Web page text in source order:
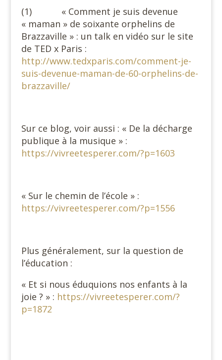
(1) « Comment je suis devenue
« maman » de soixante orphelins de
Brazzaville » : un talk en vidéo sur le site
de TED x Paris :
http://www.tedxparis.com/comment-je-
suis-devenue-maman-de-60-orphelins-de-
brazzaville/
Sur ce blog, voir aussi : « De la décharge
publique à la musique » :
https://vivreetesperer.com/?p=1603
« Sur le chemin de l’école » :
https://vivreetesperer.com/?p=1556
Plus généralement, sur la question de
l’éducation :
« Et si nous éduquions nos enfants à la
joie ? » : https://vivreetesperer.com/?
p=1872